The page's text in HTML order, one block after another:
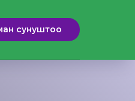
сунуштоо